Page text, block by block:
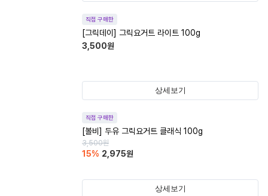
직접 구매한
[그릭데이] 그릭요거트 라이트 100g
3,500원
상세보기
직접 구매한
[볼비] 두유 그릭요거트 클래식 100g
3,500원
15% 2,975원
상세보기